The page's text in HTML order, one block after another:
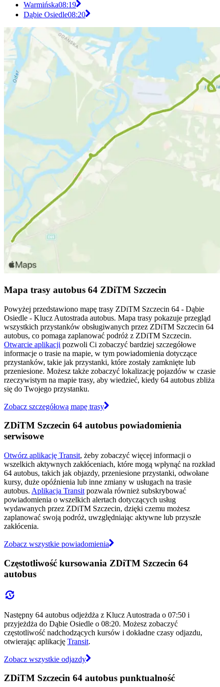
Warmińska08:19
Dąbie Osiedle08:20
Mapa trasy autobus 64 ZDiTM Szczecin
Powyżej przedstawiono mapę trasy ZDiTM Szczecin 64 - Dąbie
Osiedle - Klucz Autostrada autobus. Mapa trasy pokazuje przegląd
wszystkich przystanków obsługiwanych przez ZDiTM Szczecin 64
autobus, co pomaga zaplanować podróż z ZDiTM Szczecin.
Otwarcie aplikacji pozwoli Ci zobaczyć bardziej szczegółowe
informacje o trasie na mapie, w tym powiadomienia dotyczące
przystanków, takie jak przystanki, które zostały zamknięte lub
przeniesione. Możesz także zobaczyć lokalizację pojazdów w czasie
rzeczywistym na mapie trasy, aby wiedzieć, kiedy 64 autobus zbliża
się do Twojego przystanku.
Zobacz szczegółową mapę trasy
ZDiTM Szczecin 64 autobus powiadomienia
serwisowe
Otwórz aplikację Transit, żeby zobaczyć więcej informacji o
wszelkich aktywnych zakłóceniach, które mogą wpłynąć na rozkład
64 autobus, takich jak objazdy, przeniesione przystanki, odwołane
kursy, duże opóźnienia lub inne zmiany w usługach na trasie
autobus. Aplikacja Transit pozwala również subskrybować
powiadomienia o wszelkich alertach dotyczących usług
wydawanych przez ZDiTM Szczecin, dzięki czemu możesz
zaplanować swoją podróż, uwzględniając aktywne lub przyszłe
zakłócenia.
Zobacz wszystkie powiadomienia
Częstotliwość kursowania ZDiTM Szczecin 64
autobus
Następny 64 autobus odjeżdża z Klucz Autostrada o 07:50 i
przyjeżdża do Dąbie Osiedle o 08:20. Możesz zobaczyć
częstotliwość nadchodzących kursów i dokładne czasy odjazdu,
otwierając aplikację Transit.
Zobacz wszystkie odjazdy
ZDiTM Szczecin 64 autobus punktualność